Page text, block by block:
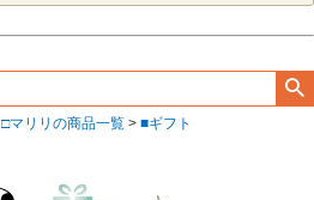
□マリリの商品一覧
■ギフト